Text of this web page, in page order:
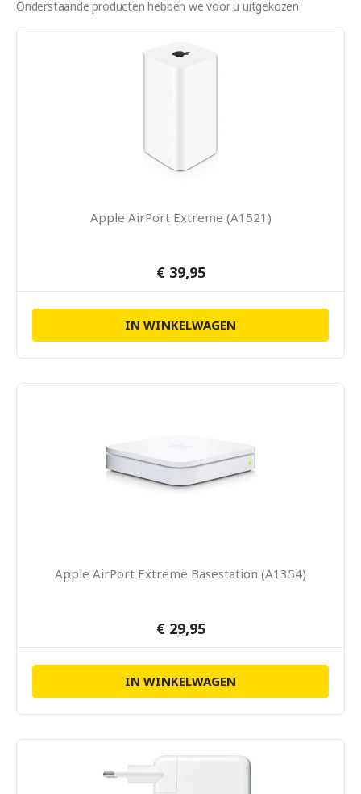
Onderstaande producten hebben we voor u uitgekozen
Apple AirPort Extreme (A1521)
€ 39,95
IN WINKELWAGEN
Apple AirPort Extreme Basestation (A1354)
€ 29,95
IN WINKELWAGEN